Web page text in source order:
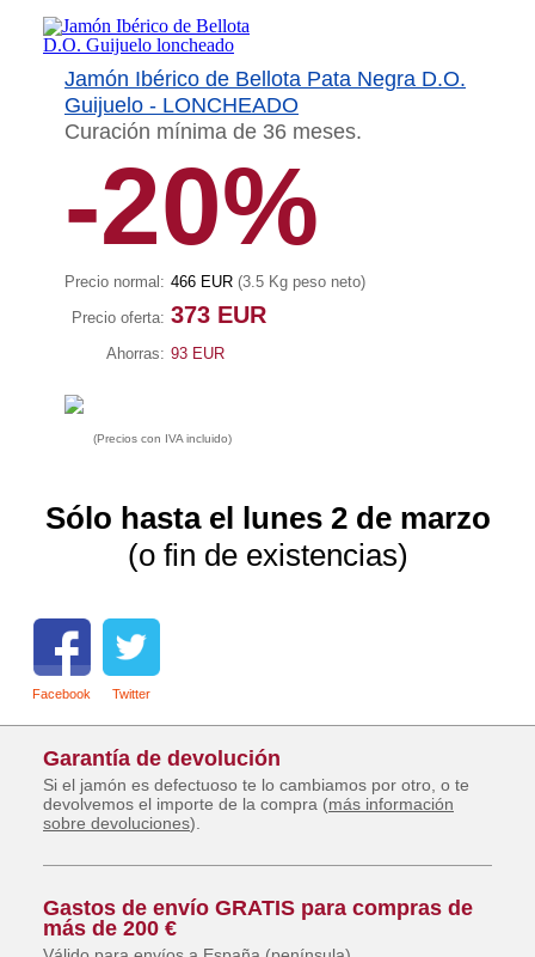
Jamón Ibérico de Bellota Pata Negra D.O.
Guijuelo - LONCHEADO
Curación mínima de 36 meses.
-20%
Precio normal: 466 EUR (3.5 Kg peso neto)
Precio oferta: 373 EUR
Ahorras: 93 EUR
(Precios con IVA incluido)
Sólo hasta el lunes 2 de marzo
(o fin de existencias)
Facebook Twitter
Garantía de devolución
Si el jamón es defectuoso te lo cambiamos por otro, o te
devolvemos el importe de la compra (más información
sobre devoluciones).
Gastos de envío GRATIS para compras de
más de 200 €